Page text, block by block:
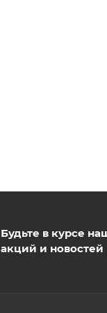
Будьте в курсе
акций и новостей